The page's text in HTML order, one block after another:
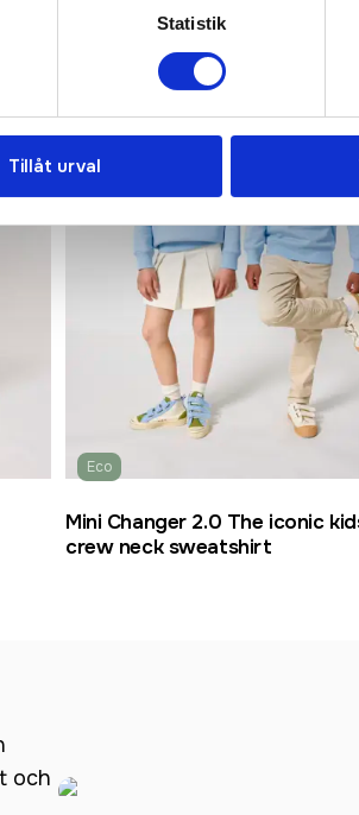
Statistik
Tillåt urval
Eco
Mini Changer 2.0 The iconic
crew neck sweatshirt
och